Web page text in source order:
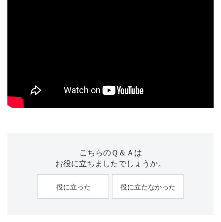
こちらのＱ＆Ａは
お役に立ちましたでしょうか。
役に立った 役に立たなかった